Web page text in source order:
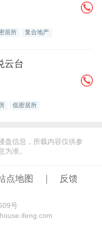
居所 复合地产
云台
低密居所
盘信息，所载内容仅供参
准。
点地图 反馈
号